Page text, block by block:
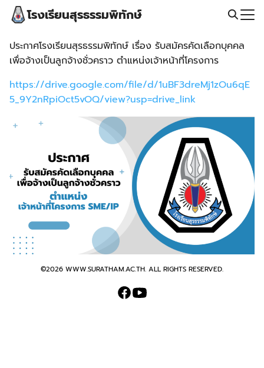
Skip โรงเรียนสุรธรรมพิทักษ์
for:
ประกาศโรงเรียนสุรธรรมพิทักษ์ เรื่อง รับสมัครคัดเลือกบุคคล
เพื่อจ้างเป็นลูกจ้างชั่วคราว ตําแหน่งเจ้าหน้าที่โครงการ
https://drive.google.com/file/d/1uBF3dreMj1zOu6qE
5_9Y2nRpiOct5vOQ/view?usp=drive_link
©2026 WWW.SURATHAM.AC.TH. ALL RIGHTS RESERVED.